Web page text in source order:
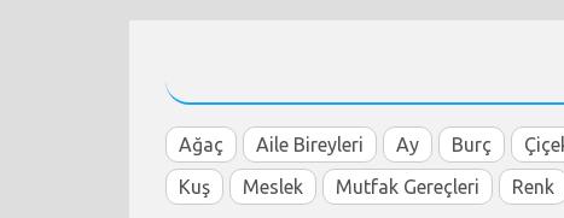
Ağaç Aile Bireyleri Ay Burç
Kuş
Meslek Mutfak Gereçleri Renk